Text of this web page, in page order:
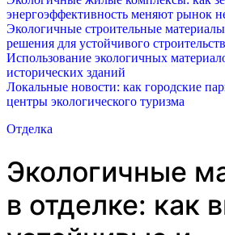
энергоэффективность меняют рынок
Экологичные строительные
решения для устойчивого
Использование экологичных
исторических зданий
Локальные новости: как городские
центры экологического туризма
Отделка
Экологичные
в отделке: как